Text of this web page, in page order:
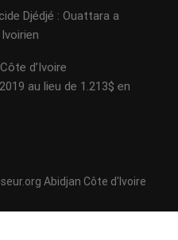
Djédjé : Ouattara a
d’Ivoire
au lieu de 1.213$ en
Abidjan Côte d'Ivoire